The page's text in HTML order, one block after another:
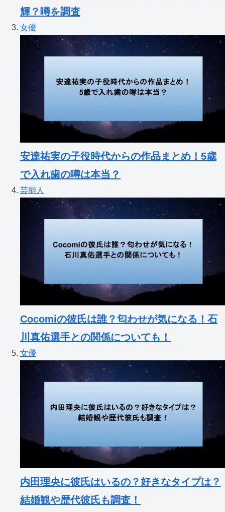
輝？噂を調査
女優
安達祐実の子役時代からの作品まとめ！5歳
で入れ歯の噂は本当？
芸能人
Cocomiの彼氏は誰？匂わせが気になる！石
川真佑選手との関係についても！
女優
内田理央に彼氏はいるの？好きなタイプは？
結婚観や歴代彼氏も調査！